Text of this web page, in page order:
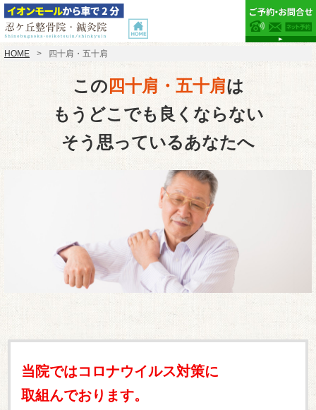
HOME 四十肩・五十肩
この 四十肩・五十肩は
もうどこでも良くならない
そう思っているあなたへ
当院ではコロナウイルス対策に
取組んでおります。